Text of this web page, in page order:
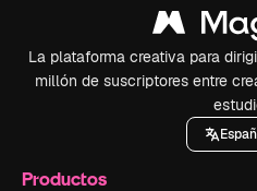
La plataforma creativa para
millón de suscriptores entre
Productos